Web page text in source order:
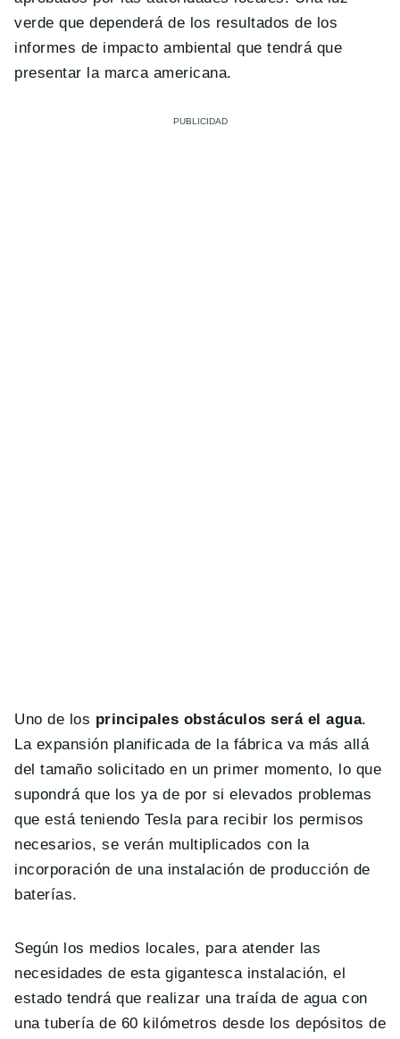
verde que dependerá de los resultados de los
informes de impacto ambiental que tendrá que
presentar la marca americana.
Uno de los principales obstáculos será el agua.
La expansión planificada de la fábrica va más allá
del tamaño solicitado en un primer momento, lo que
supondrá que los ya de por si elevados problemas
que está teniendo Tesla para recibir los permisos
necesarios, se verán multiplicados con la
incorporación de una instalación de producción de
baterías.
Según los medios locales, para atender las
necesidades de esta gigantesca instalación, el
estado tendrá que realizar una traída de agua con
una tubería de 60 kilómetros desde los depósitos de